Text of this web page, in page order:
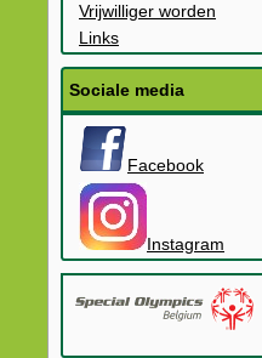
Vrijwilliger worden
Links
Sociale media
Facebook
Instagram